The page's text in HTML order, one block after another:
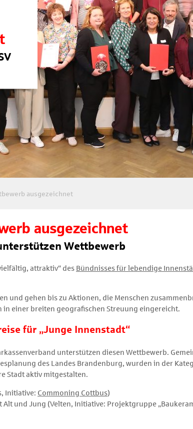
ausgezeichnet
ausgezeichnet
Wettbewerb
attraktiv“ des Bündnisses für lebendige
und gehen bis zu Aktionen, die Menschen
einer breiten geografischen Streuung eingereicht.
für „Junge Innenstadt“
unterstützen diesen Wettbewerb.
des Landes Brandenburg, wurden in der
Stadt aktiv mitgestalten.
Initiative: Commoning Cottbus)
und Jung (Velten, Initiative: Projektgruppe